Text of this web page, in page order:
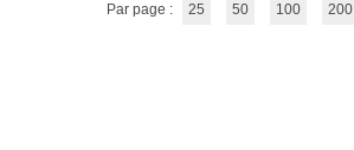
Par page : 25 50 100 200